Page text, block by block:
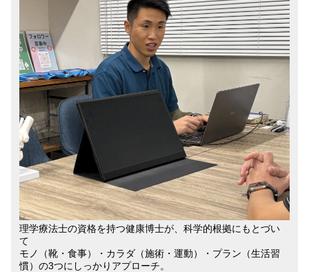
理学療法士の資格を持つ健康博士が、科学的根拠にもとづい
て
モノ（靴・食事）・カラダ（施術・運動）・プラン（生活習
慣）の3つにしっかりアプローチ。